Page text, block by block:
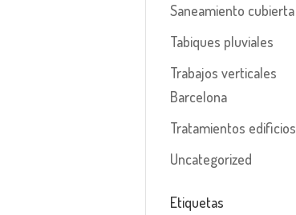
Saneamiento cubierta
Tabiques pluviales
Trabajos verticales
Barcelona
Tratamientos edificios
Uncategorized
Etiquetas